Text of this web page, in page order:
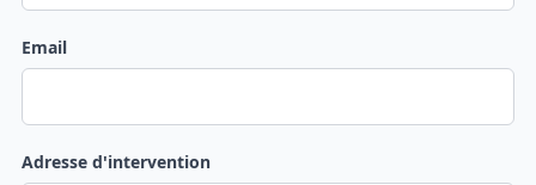
Email
Adresse d'intervention